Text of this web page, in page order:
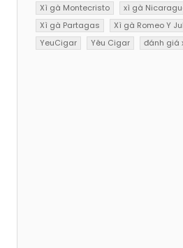
Xì gà Montecristo
xì gà
Xì gà Partagas
Xì gà Romeo Y
YeuCigar
Yêu Cigar đánh giá